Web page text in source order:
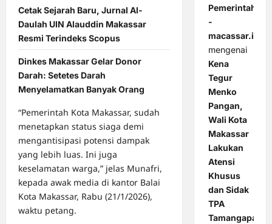
Cetak Sejarah Baru, Jurnal Al-
Daulah UIN Alauddin Makassar
Resmi Terindeks Scopus
Dinkes Makassar Gelar Donor
Darah: Setetes Darah
Menyelamatkan Banyak Orang
“Pemerintah Kota Makassar, sudah
menetapkan status siaga demi
mengantisipasi potensi dampak
yang lebih luas. Ini juga
keselamatan warga,” jelas Munafri,
kepada awak media di kantor Balai
Kota Makassar, Rabu (21/1/2026),
waktu petang.
Pemerintahan
-
macassar.id
mengenai
Kena
Tegur
Menko
Pangan,
Wali Kota
Makassar
Lakukan
Atensi
Khusus
dan Sidak
TPA
Tamangapa